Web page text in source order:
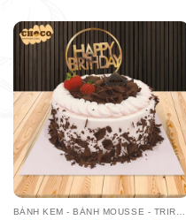
BÁNH KEM - BÁNH MOUSSE - TRIRAMISU